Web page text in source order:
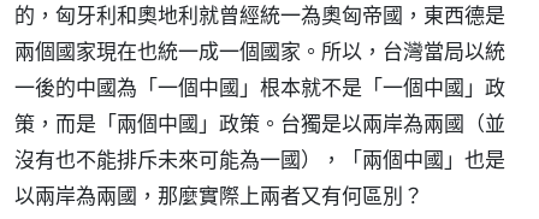
的，匈牙利和奧地利就曾經統一為奧匈帝國，東西德是
兩個國家現在也統一成一個國家。所以，台灣當局以統
一後的中國為「一個中國」根本就不是「一個中國」政
策，而是「兩個中國」政策。台獨是以兩岸為兩國（並
沒有也不能排斥未來可能為一國），「兩個中國」也是
以兩岸為兩國，那麼實際上兩者又有何區別？